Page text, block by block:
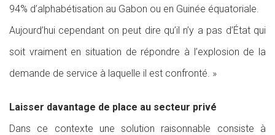
94% d’alphabétisation au Gabon ou en Guinée équatoriale.
Aujourd’hui cependant on peut dire qu’il n’y a pas d’État qui
soit vraiment en situation de répondre à l’explosion de la
demande de service à laquelle il est confronté. »
Laisser davantage de place au secteur privé
Dans ce contexte une solution raisonnable consiste à